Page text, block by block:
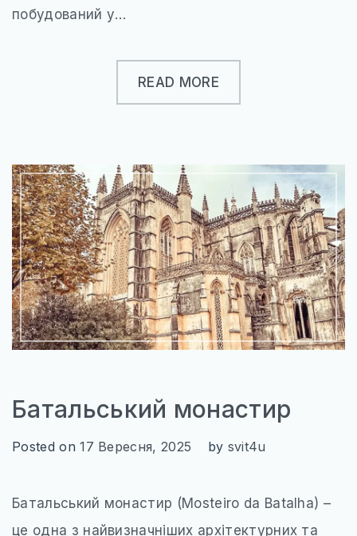
побудований у…
READ MORE
Батальський монастир
Posted on17 Вересня, 2025 by svit4u
Батальський монастир (Mosteiro da Batalha) –
це одна з найвизначніших архітектурних та